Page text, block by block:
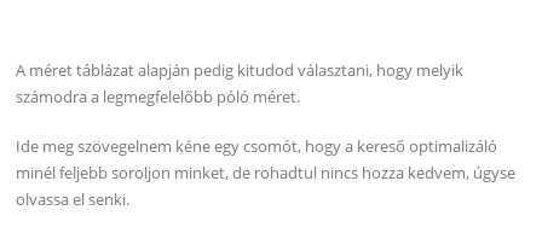
A méret táblázat alapján pedig kitudod választani, hogy melyik
számodra a legmegfelelőbb póló méret.
Ide meg szövegelnem kéne egy csomót, hogy a kereső optimalizáló
minél feljebb soroljon minket, de rohadtul nincs hozza kedvem, úgyse
olvassa el senki.